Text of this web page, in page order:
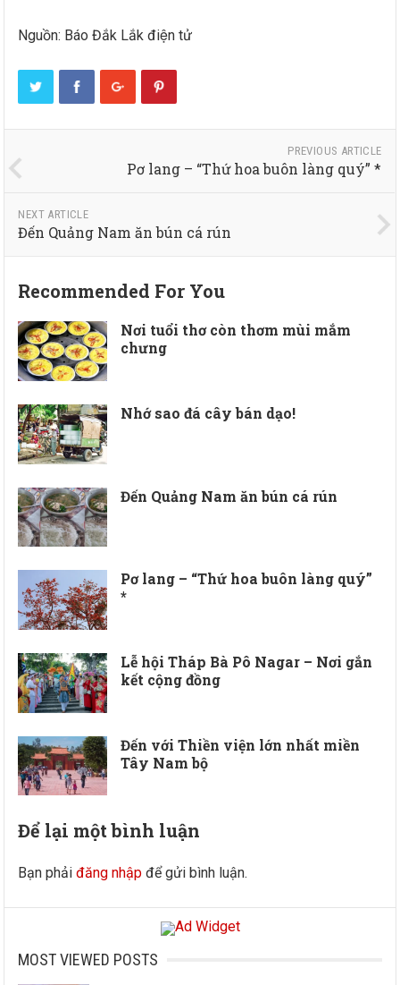
Nguồn: Báo Đắk Lắk điện tử
PREVIOUS ARTICLE
Pơ lang – “Thứ hoa buôn làng quý” *
NEXT ARTICLE
Đến Quảng Nam ăn bún cá rún
Recommended For You
Nơi tuổi thơ còn thơm mùi mắm
chưng
Nhớ sao đá cây bán dạo!
Đến Quảng Nam ăn bún cá rún
Pơ lang – “Thứ hoa buôn làng quý”
*
Lễ hội Tháp Bà Pô Nagar – Nơi gắn
kết cộng đồng
Đến với Thiền viện lớn nhất miền
Tây Nam bộ
Để lại một bình luận
Bạn phảiđăng nhập để gửi bình luận.
MOST VIEWED POSTS